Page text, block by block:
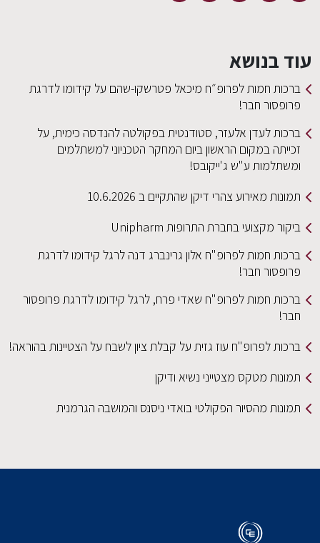
עוד בנושא
ברכות חמות לפרופ״ח מיכאל פטרשקו-שהם על קידומו לדרגת
פרופסור חבר!
ברכות לעדן אלעזר, סטודנטית בפקולטה להנדסה כימית, על
זכייתה במקום הראשון ביום המחקר הטכניוני למשתלמים
ומשתלמות ע"ש ג'ייקובס!
תמונות מאירוע צהרי דיקן שהתקיים ב 10.6.2026
ביקור מקצועי בחברת התרופות Unipharm
ברכות חמות לפרופ"ח אלון גרינברג דנה לרגל קידומו לדרגת
פרופסור חבר!
ברכות חמות לפרופ"ח שאדי פרח, לרגל קידומו לדרגת פרופסור
חבר!
ברכות לפרופ"ח עוז גזית על קבלת ציון לשבח על הצטיינות בהוראה!
תמונות מטקס מצטייני נשיא ודיקן
תמונות מהסיור הפקולטי בואדי ניסנס והמושבה הגרמנית